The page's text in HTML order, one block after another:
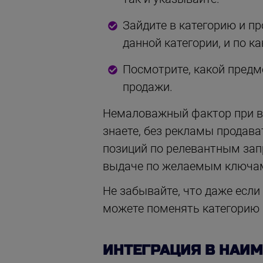
Зайдите в категорию и
данной категории, и по
Посмотрите, какой
продажи.
Немаловажный фактор при
знаете, без рекламы
позиций по релевантным
выдаче по желаемым
Не забывайте, что даже
можете поменять
ИНТЕГРАЦИЯ В